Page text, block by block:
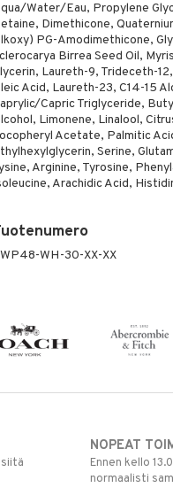
Water/Eau, Propylene
Dimethicone,
PG-Amodimethicone,
Birrea Seed Oil,
Laureth-9, Trideceth-
Acid, Laureth-23, C14-15
Capric Triglyceride,
Limonene, Linalool,
Acetate, Palmitic
Serine,
Arginine, Tyrosine,
Arachidic Acid,
WH-30-XX-XX
NOPEAT
Ennen kello
normaalisti